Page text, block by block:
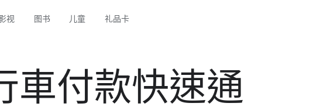
视 图书 儿童 礼品卡
車付款快速通